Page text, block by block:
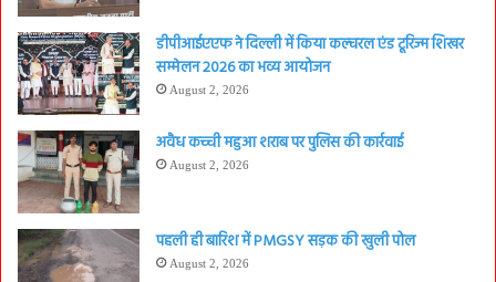
डीपीआईएएफ ने दिल्ली में किया कल्चरल एंड टूरिज्म शिखर
सम्मेलन 2026 का भव्य आयोजन
August 2, 2026
अवैध कच्ची महुआ शराब पर पुलिस की कार्रवाई
August 2, 2026
पहली ही बारिश में PMGSY सड़क की खुली पोल
August 2, 2026